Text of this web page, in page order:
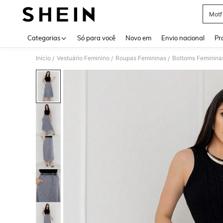
Motf
Categorias Só para você Novo em Envio nacional
Início / Vestuário Feminino / Roupas Femininas / Bottoms